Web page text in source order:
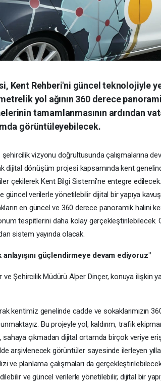
Kent Rehberi'ni güncel teknolojiyle
yol ağının 360 derece
tamamlanmasının ardından
görüntüleyebilecek.
şehircilik vizyonu doğrultusunda çalışmalarına
dijital dönüşüm projesi kapsamında kent
çekilerek Kent Bilgi Sistemi’ne entegre
güncel verilerle yönetilebilir dijital bir yapıya
en güncel ve 360 derece panoramik halini
tespitlerini daha kolay gerçekleştirilebilecek.
sistem yayında olacak.
anlayışını güçlendirmeye devam ediyoruz"
Şehircilik Müdürü Alper Dinçer, konuya ilişkin
kentimiz genelinde cadde ve sokaklarımızın
Bu projeyle yol, kaldırım, trafik
çıkmadan dijital ortamda birçok veriye
arşivlenecek görüntüler sayesinde ilerleyen
ve planlama çalışmaları da
ve güncel verilerle yönetilebilir, dijital bir